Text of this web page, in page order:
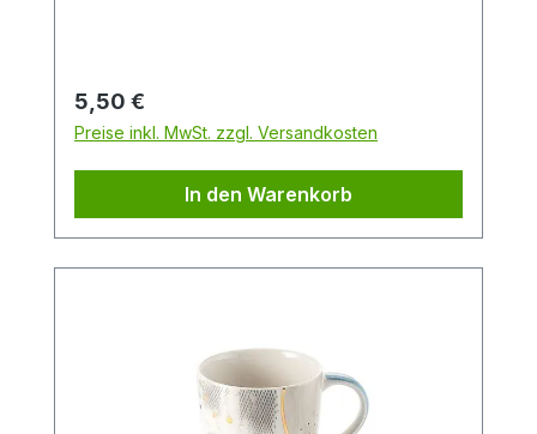
charmant mit verspielten Katzenfiguren
verbindet. Ideal für Kunstliebhaber,
Katzenfreunde oder als originelles
Geschenk. Die dezente schwarz-weiß
Optik des Designs, in feiner
Strichzeichnung, hält sich hierbei durch
Platz um ihre Strahlkraft zu entfalten. Der
Becher verfügt über eine mittlere
Füllmenge von 0,4 l und ist somit der
Regulärer Preis:
5,50 €
Preise inkl. MwSt. zzgl. Versandkosten
In den Warenkorb